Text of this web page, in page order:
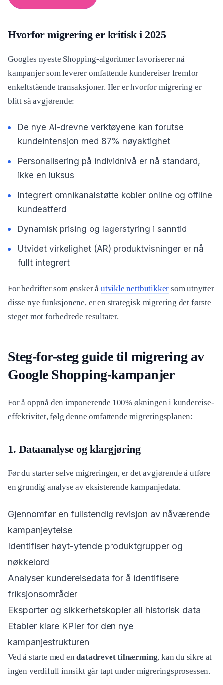
Hvorfor migrering er kritisk i 2025
Googles nyeste Shopping-algoritmer favoriserer nå
kampanjer som leverer omfattende kundereiser fremfor
enkeltstående transaksjoner. Her er hvorfor migrering er
blitt så avgjørende:
De nye AI-drevne verktøyene kan forutse
kundeintensjon med 87% nøyaktighet
Personalisering på individnivå er nå standard,
ikke en luksus
Integrert omnikanalstøtte kobler online og offline
kundeatferd
Dynamisk prising og lagerstyring i sanntid
Utvidet virkelighet (AR) produktvisninger er nå
fullt integrert
For bedrifter som ønsker å utvikle nettbutikker som utnytter
disse nye funksjonene, er en strategisk migrering det første
steget mot forbedrede resultater.
Steg-for-steg guide til migrering av
Google Shopping-kampanjer
For å oppnå den imponerende 100% økningen i kundereise-
effektivitet, følg denne omfattende migreringsplanen:
1. Dataanalyse og klargjøring
Før du starter selve migreringen, er det avgjørende å utføre
en grundig analyse av eksisterende kampanjedata.
Gjennomfør en fullstendig revisjon av nåværende
kampanjeytelse
Identifiser høyt-ytende produktgrupper og
nøkkelord
Analyser kundereisedata for å identifisere
friksjonsområder
Eksporter og sikkerhetskopier all historisk data
Etabler klare KPIer for den nye
kampanjestrukturen
Ved å starte med endatadrevet tilnærming, kan du sikre at
ingen verdifull innsikt går tapt under migreringsprosessen.